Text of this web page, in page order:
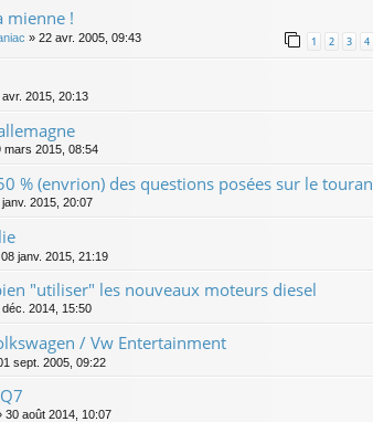
mienne !
» 22 avr. 2005, 09:43 1 2 3 4
avr. 2015, 20:13
mars 2015, 08:54
% (envrion) des questions posées sur le touran
janv. 2015, 20:07
08 janv. 2015, 21:19
"utiliser" les nouveaux moteurs diesel
déc. 2014, 15:50
/ Vw Entertainment
sept. 2005, 09:22
30 août 2014, 10:07